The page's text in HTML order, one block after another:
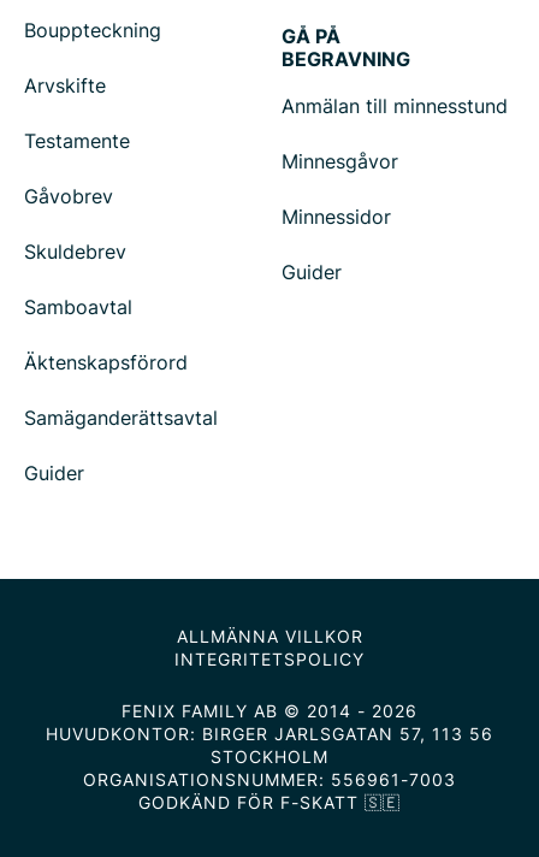
Bouppteckning
Arvskifte
Testamente
Gåvobrev
Skuldebrev
Samboavtal
Äktenskapsförord
Samäganderättsavtal
Guider
GÅ PÅ
BEGRAVNING
Anmälan till minnesstund
Minnesgåvor
Minnessidor
Guider
ALLMÄNNA VILLKOR
INTEGRITETSPOLICY
FENIX FAMILY AB © 2014 - 2026
HUVUDKONTOR: BIRGER JARLSGATAN 57, 113 56
STOCKHOLM
ORGANISATIONSNUMMER: 556961-7003
GODKÄND FÖR F-SKATT 🇸🇪